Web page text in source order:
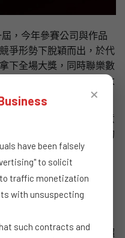
，今年參賽公司與作品
爭形勢下脫穎而出，於代
下全場大獎，同時聯樂數
一様》榮獲銀獎，名列大
意獎，旨在肯定最具創意
限的預算，獲得最高效的
指Return On
國家和地區、近500家一
件作品參賽，能從中
表示：「優秀的廣告
不只達成目標，甚至要超
×
have been falsely
to solicit
traffic monetization
with unsuspecting
such contracts and